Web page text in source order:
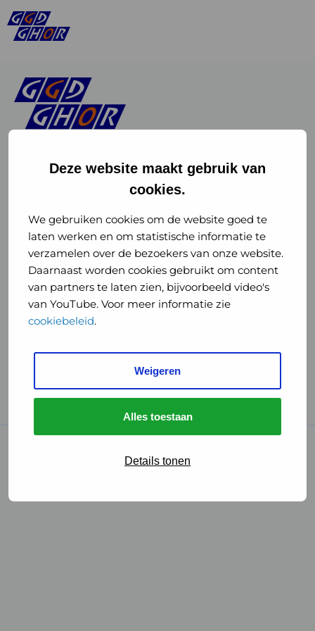
Deze website maakt gebruik van
cookies.
We gebruiken cookies om de website goed te
laten werken en om statistische informatie te
verzamelen over de bezoekers van onze website.
Daarnaast worden cookies gebruikt om content
van partners te laten zien, bijvoorbeeld video's
van YouTube. Voor meer informatie zie
cookiebeleid.
Weigeren
Alles toestaan
Details tonen
of
GGD
GHOR
Nederland
Instagram
of
GGD
GHOR
Nederland
GGD Reizen op social media
GGD Reizen
GGD Reisvaccinaties